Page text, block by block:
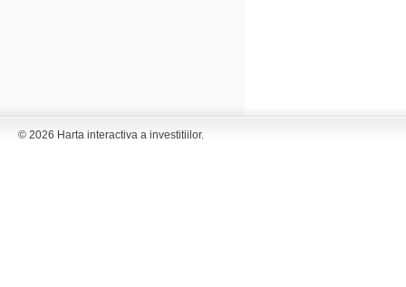
© 2026 Harta interactiva a investitiilor.